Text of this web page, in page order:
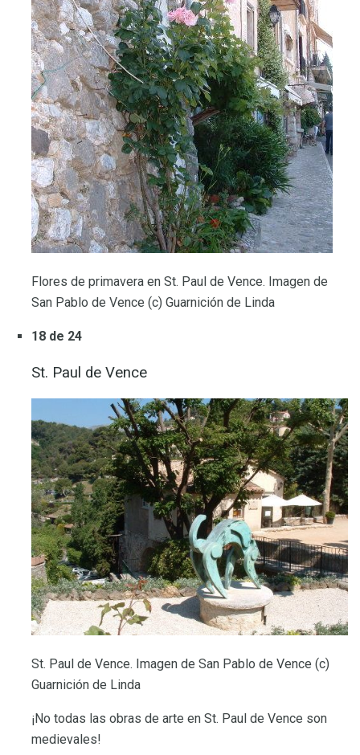
Flores de primavera en St. Paul de Vence. Imagen de
San Pablo de Vence (c) Guarnición de Linda
18 de 24
St. Paul de Vence
St. Paul de Vence. Imagen de San Pablo de Vence (c)
Guarnición de Linda
¡No todas las obras de arte en St. Paul de Vence son
medievales!